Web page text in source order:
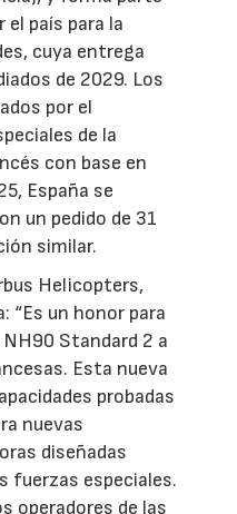
país para la
cuya entrega
de 2029. Los
por el
de la
con base en
España se
un pedido de 31
similar.
Helicopters,
“Es un honor para
Standard 2 a
Esta nueva
probadas
nuevas
diseñadas
fuerzas especiales.
operadores de las